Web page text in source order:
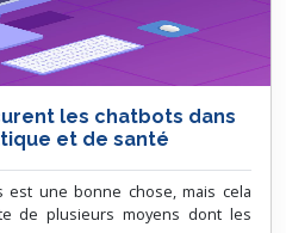
les chatbots dans
et de santé
est une bonne chose, mais cela
de plusieurs moyens dont les